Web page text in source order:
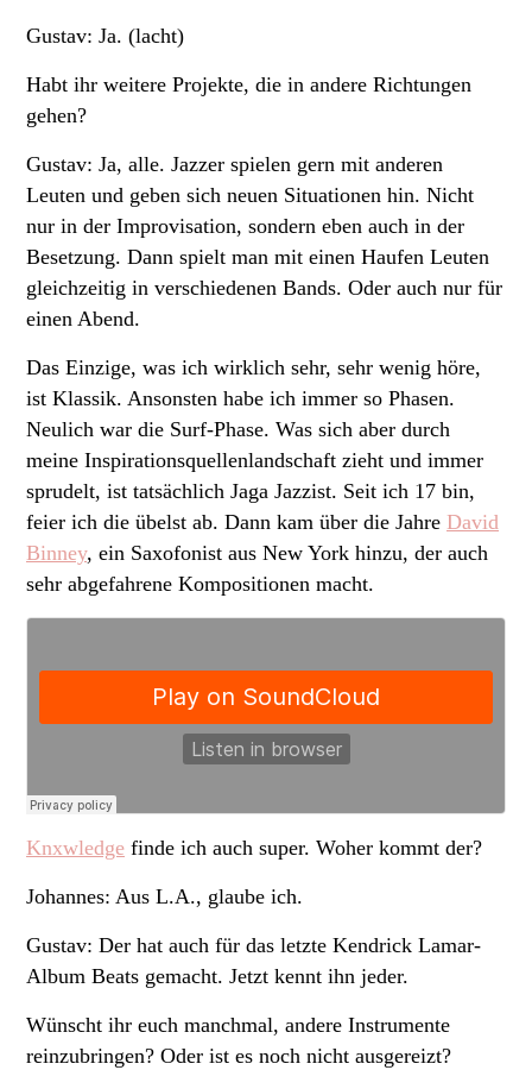
Gustav: Ja. (lacht)
Habt ihr weitere Projekte, die in andere Richtungen
gehen?
Gustav: Ja, alle. Jazzer spielen gern mit anderen
Leuten und geben sich neuen Situationen hin. Nicht
nur in der Improvisation, sondern eben auch in der
Besetzung. Dann spielt man mit einen Haufen Leuten
gleichzeitig in verschiedenen Bands. Oder auch nur für
einen Abend.
Das Einzige, was ich wirklich sehr, sehr wenig höre,
ist Klassik. Ansonsten habe ich immer so Phasen.
Neulich war die Surf-Phase. Was sich aber durch
meine Inspirationsquellenlandschaft zieht und immer
sprudelt, ist tatsächlich Jaga Jazzist. Seit ich 17 bin,
feier ich die übelst ab. Dann kam über die Jahre David
Binney, ein Saxofonist aus New York hinzu, der auch
sehr abgefahrene Kompositionen macht.
Knxwledge finde ich auch super. Woher kommt der?
Johannes: Aus L.A., glaube ich.
Gustav: Der hat auch für das letzte Kendrick Lamar-
Album Beats gemacht. Jetzt kennt ihn jeder.
Wünscht ihr euch manchmal, andere Instrumente
reinzubringen? Oder ist es noch nicht ausgereizt?